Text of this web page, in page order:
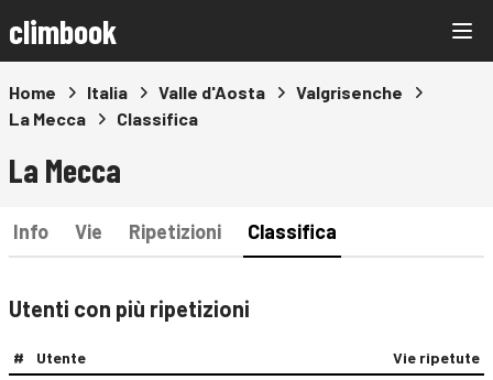
climbook
Home Italia Valle d'Aosta
Valgrisenche
La Mecca
Classifica
La Mecca
Info Vie Ripetizioni Classifica
Utenti con più ripetizioni
# Utente
Vie ripetute